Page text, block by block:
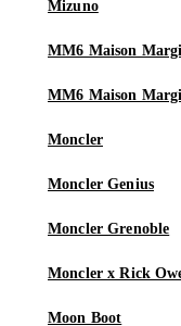
Mizuno
MM6 Maison
MM6 Maison
Moncler
Moncler Genius
Moncler Grenoble
Moncler x Rick
Moon Boot